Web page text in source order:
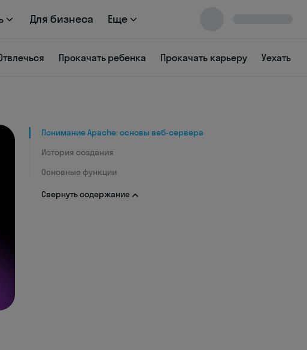
Для бизнеса Еще
Прокачать ребенка Прокачать карьеру Уехать
Понимание Apache: основы веб-сервера
История создания
Основные функции
Свернуть содержание